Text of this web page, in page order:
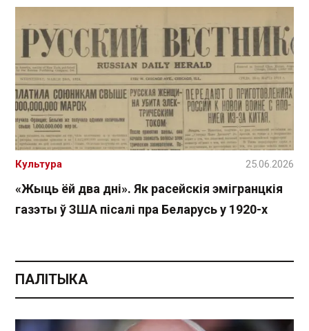
«Жыць ёй два дні». Як расейскія эмігранцкія
газэты ў ЗША пісалі пра Беларусь у 1920-х
Культура 25.06.2026
ПАЛІТЫКА